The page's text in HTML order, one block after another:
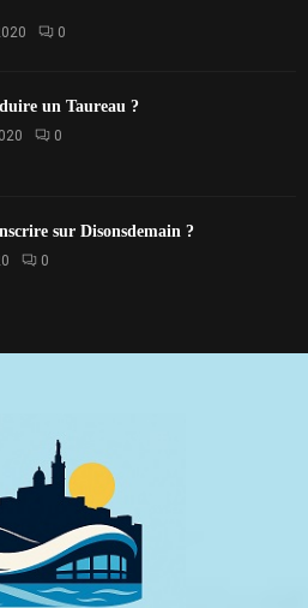
0
un Taureau ?
0
sur Disonsdemain ?
0